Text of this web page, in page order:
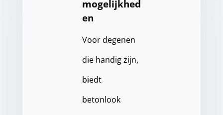
mogelijkhed
en
Voor degenen
die handig zijn,
biedt
betonlook